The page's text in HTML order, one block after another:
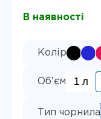
В наявності
Колір
Обʼєм 1 л
Тип чорнила